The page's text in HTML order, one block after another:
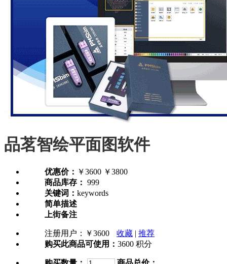
品茗智绘平面图软件
优惠价： ￥3600 ￥3800
商品库存： 999
关键词： keywords
简单描述
上街备注
注册用户： ￥3600 收藏 | 推荐
购买此商品可使用： 3600 积分